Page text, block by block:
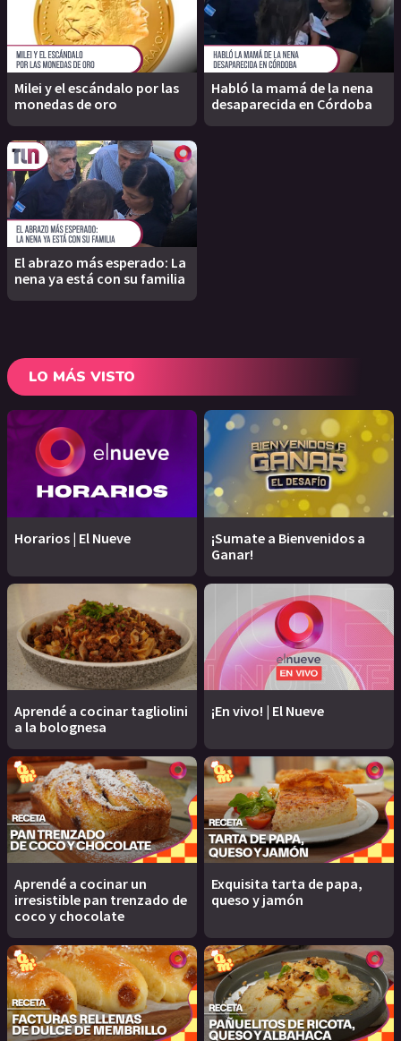
Milei y el escándalo por las
monedas de oro
Habló la mamá de la nena
desaparecida en Córdoba
El abrazo más esperado: La
nena ya está con su familia
LO MÁS VISTO
Horarios | El Nueve
¡Sumate a Bienvenidos a
Ganar!
Aprendé a cocinar tagliolini
a la bolognesa
¡En vivo! | El Nueve
Aprendé a cocinar un
irresistible pan trenzado de
coco y chocolate
Exquisita tarta de papa,
queso y jamón